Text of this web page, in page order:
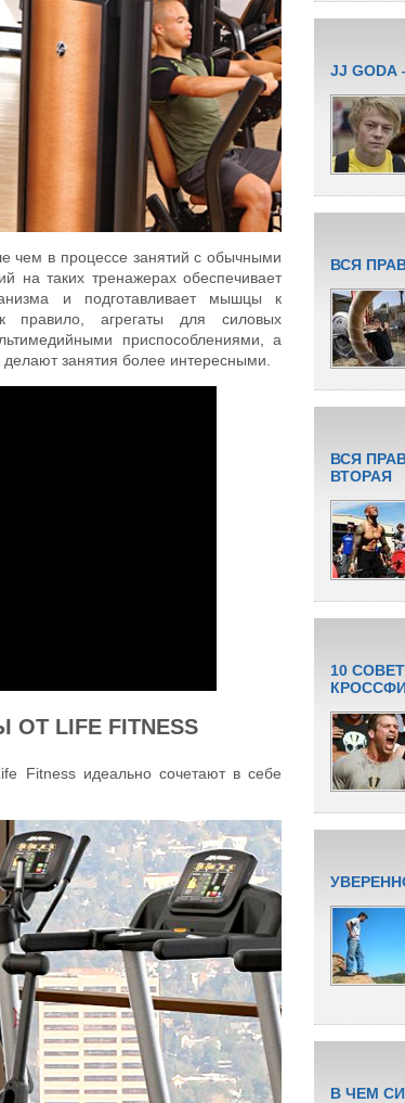
чем в процессе занятий с обычными
на таких тренажерах обеспечивает
и подготавливает мышцы к
правило, агрегаты для силовых
приспособлениями, а
занятия более интересными.
LIFE FITNESS
Fitness идеально сочетают в себе
JJ
ВСЯ
ВСЯ
ВТОРАЯ
10
В ЧЕМ